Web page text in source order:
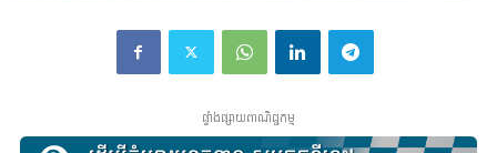
ផ្ទាំងផ្សាយពាណិជ្ជកម្ម